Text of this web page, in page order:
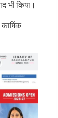
भी किया।